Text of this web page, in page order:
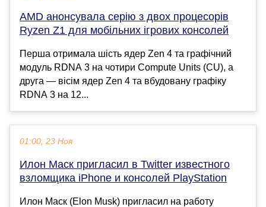
AMD анонсувала серію з двох процесорів
Ryzen Z1 для мобільних ігрових консолей
Перша отримала шість ядер Zen 4 та графічний
модуль RDNA 3 на чотири Compute Units (CU), а
друга — вісім ядер Zen 4 та вбудовану графіку
RDNA 3 на 12...
01:00, 23 Ноя
Илон Маск пригласил в Twitter известного
взломщика iPhone и консолей PlayStation
Илон Маск (Elon Musk) пригласил на работу